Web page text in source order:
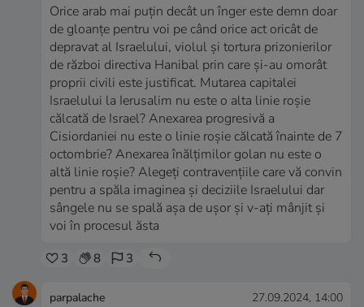
Orice arab mai puțin decât un înger este demn doar
de gloanțe pentru voi pe când orice act oricât de
depravat al Israelului, violul și tortura prizonierilor
de război directiva Hanibal prin care și-au omorât
proprii civili este justificat. Mutarea capitalei
Israelului la Ierusalim nu este o alta linie roșie
călcată de Israel? Anexarea progresivă a
Cisiordaniei nu este o linie roșie călcată înainte de 7
octombrie? Anexarea înălțimilor golan nu este o
altă linie roșie? Alegeți contravențiile care vă convin
pentru a spăla imaginea și deciziile Israelului dar
sângele nu se spală așa de ușor și v-ați mânjit și
voi în procesul ăsta
3 8 3
parpalache 27.09.2024, 14:00